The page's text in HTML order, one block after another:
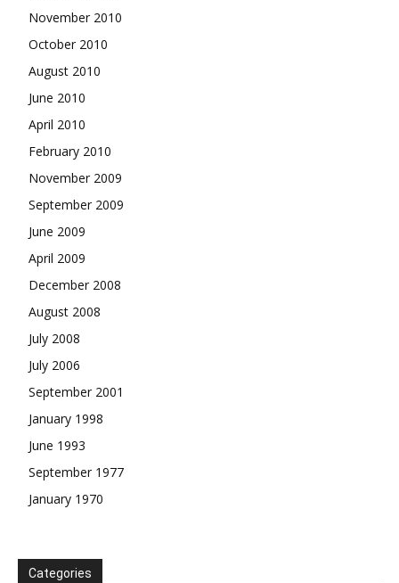
November 2010
October 2010
August 2010
June 2010
April 2010
February 2010
November 2009
September 2009
June 2009
April 2009
December 2008
August 2008
July 2008
July 2006
September 2001
January 1998
June 1993
September 1977
January 1970
Categories